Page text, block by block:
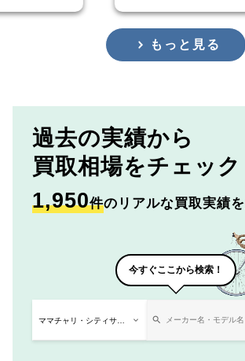
もっと見る
過去の実績から
買取相場をチェック
1,950件のリアルな買取実績を
今すぐここから検索！